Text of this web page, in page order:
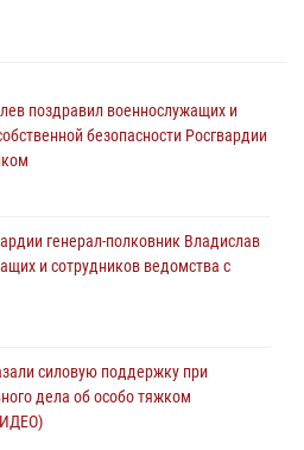
поздравил военнослужащих и
безопасности Росгвардии
генерал-полковник Владислав
и сотрудников ведомства с
силовую поддержку при
дела об особо тяжком